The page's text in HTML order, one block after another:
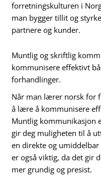
forretningskulturen i
man bygger tillit og
partnere og kunder.
Muntlig og skriftlig
kommunisere effektivt
forhandlinger.
Når man lærer norsk for
å lære å kommunisere
Muntlig kommunikasjon
gir deg muligheten til å
en direkte og
er også viktig, da det gir
mer grundig og presist.